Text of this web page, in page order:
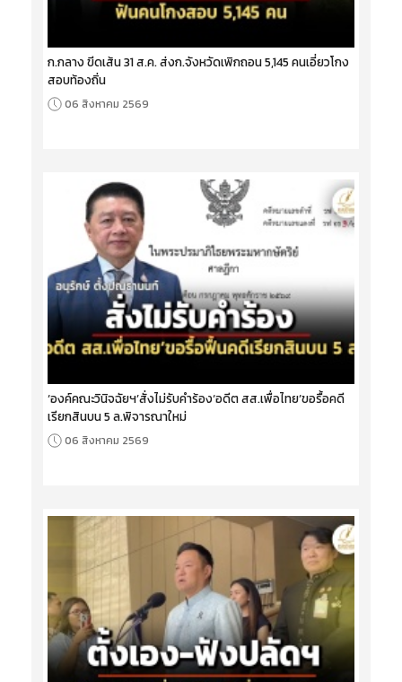
ก.กลาง ขีดเส้น 31 ส.ค. ส่งก.จังหวัดเพิกถอน 5,145 คนเอี่ยวโกง
สอบท้องถิ่น
06 สิงหาคม 2569
‘องค์คณะวินิจฉัยฯ’สั่งไม่รับคำร้อง‘อดีต สส.เพื่อไทย’ขอรื้อคดี
เรียกสินบน 5 ล.พิจารณาใหม่
06 สิงหาคม 2569